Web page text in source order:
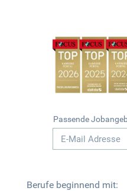
Passende
Berufe beginnend mit: